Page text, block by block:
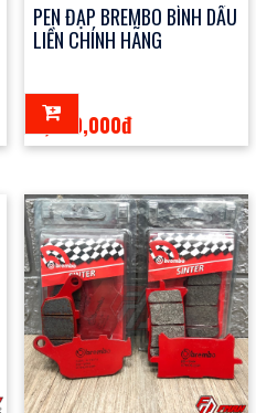
PEN ĐẠP BREMBO BÌNH DẦU
LIỀN CHÍNH HÃNG
2,950,000đ